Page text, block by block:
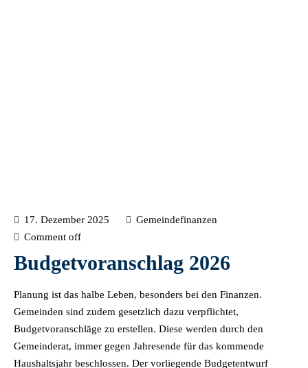
17. Dezember 2025
Gemeindefinanzen
Comment off
Budgetvoranschlag 2026
Planung ist das halbe Leben, besonders bei den Finanzen.
Gemeinden sind zudem gesetzlich dazu verpflichtet,
Budgetvoranschläge zu erstellen. Diese werden durch den
Gemeinderat, immer gegen Jahresende für das kommende
Haushaltsjahr beschlossen. Der vorliegende Budgetentwurf